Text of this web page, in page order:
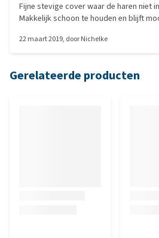
Fijne stevige cover waar de haren niet
Makkelijk schoon te houden en blijft
22 maart 2019, doorNichelke
Gerelateerde producten